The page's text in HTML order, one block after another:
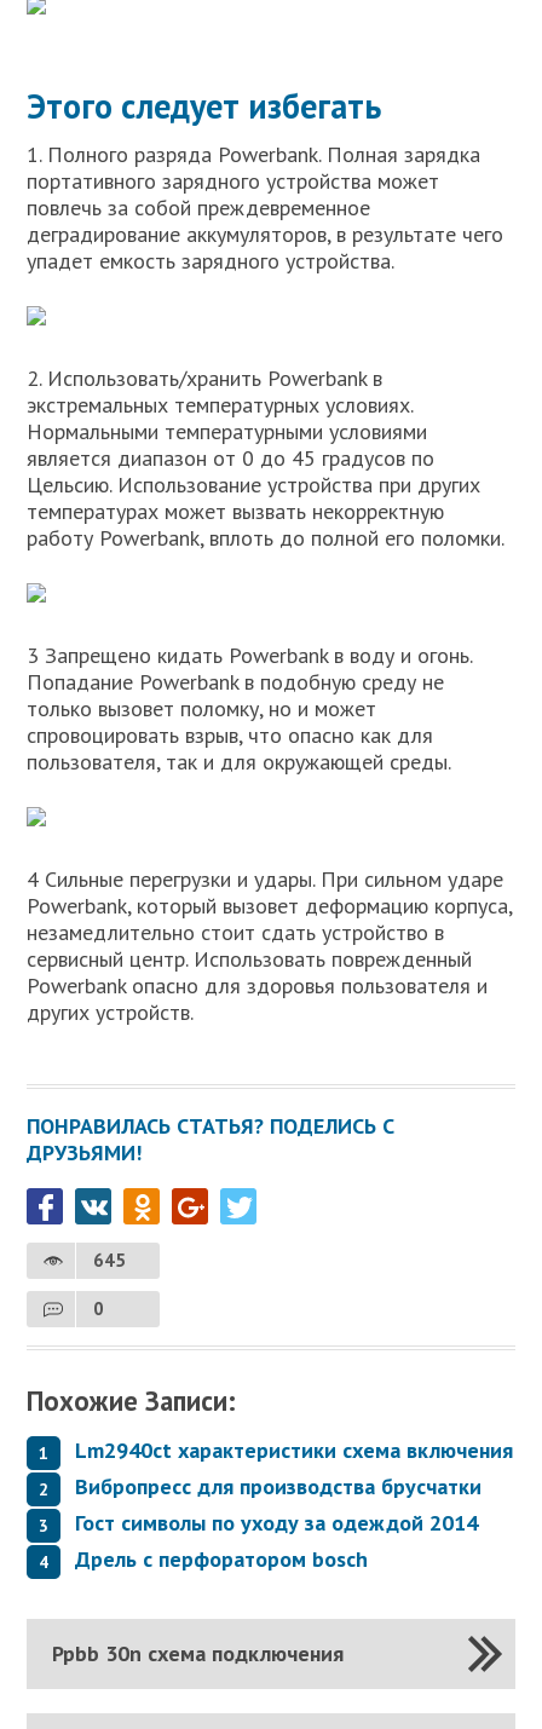
Этого следует избегать
1. Полного разряда Powerbank. Полная зарядка
портативного зарядного устройства может
повлечь за собой преждевременное
деградирование аккумуляторов, в результате чего
упадет емкость зарядного устройства.
2. Использовать/хранить Powerbank в
экстремальных температурных условиях.
Нормальными температурными условиями
является диапазон от 0 до 45 градусов по
Цельсию. Использование устройства при других
температурах может вызвать некорректную
работу Powerbank, вплоть до полной его поломки.
3 Запрещено кидать Powerbank в воду и огонь.
Попадание Powerbank в подобную среду не
только вызовет поломку, но и может
спровоцировать взрыв, что опасно как для
пользователя, так и для окружающей среды.
4 Сильные перегрузки и удары. При сильном ударе
Powerbank, который вызовет деформацию корпуса,
незамедлительно стоит сдать устройство в
сервисный центр. Использовать поврежденный
Powerbank опасно для здоровья пользователя и
других устройств.
ПОНРАВИЛАСЬ СТАТЬЯ? ПОДЕЛИСЬ С
ДРУЗЬЯМИ!
645
0
Похожие Записи:
Lm2940ct характеристики схема включения
Вибропресс для производства брусчатки
Гост символы по уходу за одеждой 2014
Дрель с перфоратором bosch
Ppbb 30n схема подключения